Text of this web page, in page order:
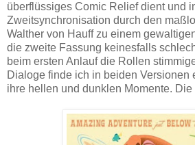
überflüssiges Comic Relief dient und
Zweitsynchronisation durch den
Walther von Hauff zu einem
die zweite Fassung keinesfalls
beim ersten Anlauf die Rollen
Dialoge finde ich in beiden Versionen
ihre hellen und dunklen Momente.